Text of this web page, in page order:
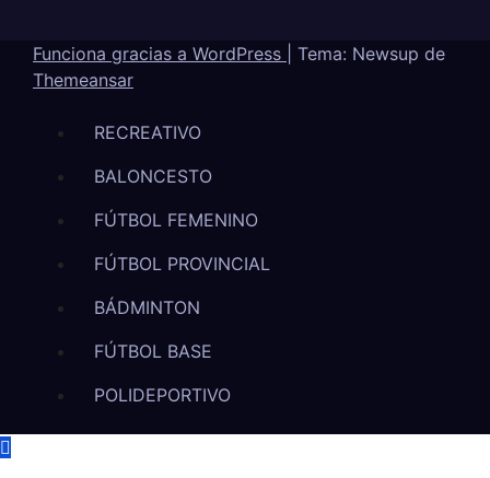
Funciona gracias a WordPress
Tema: Newsup de
Themeansar
RECREATIVO
BALONCESTO
FÚTBOL FEMENINO
FÚTBOL PROVINCIAL
BÁDMINTON
FÚTBOL BASE
POLIDEPORTIVO